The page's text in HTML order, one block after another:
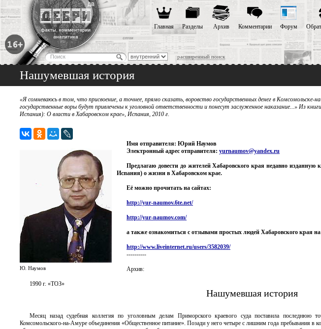
расширенный поиск
Главная Разделы Архив Комментарии Форум
Нашумевшая история
«Я сомневаюсь в том, что присвоение, а точнее, прямо сказать, воровство государственных денег в
государственные воры будут привлечены к уголовной ответственности и понесут заслуженное наказание...» Из
Испания): О власти в Хабаровском крае», Испания, 2010 г.
Ю. Наумов
Имя отправителя: Юрий Наумов
Электронный адрес отправителя: yurnaumov@yandex.ru
Предлагаю довести до жителей Хабаровского края недавно
Испания) о жизни в Хабаровском крае.
Её можно прочитать на сайтах:
http://yur-naumov.6te.net/
http://yur-naumov.com/
а также ознакомиться с отзывами простых людей Хабаровского края
http://www.liveinternet.ru/users/3582039/
----------
Архив:
1990 г. «ТОЗ»
Нашумевшая история
Месяц назад судебная коллегия по уголовным делам Приморского краевого суда поставила
Комсомольского-на-Амуре объединения «Общественное питание». Позади у него четыре с лишним года пребывания в